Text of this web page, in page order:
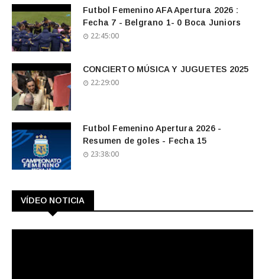
Futbol Femenino AFA Apertura 2026 :
Fecha 7 - Belgrano 1- 0 Boca Juniors
22:45:00
CONCIERTO MÚSICA Y JUGUETES 2025
22:29:00
Futbol Femenino Apertura 2026 -
Resumen de goles - Fecha 15
23:38:00
VÍDEO NOTICIA